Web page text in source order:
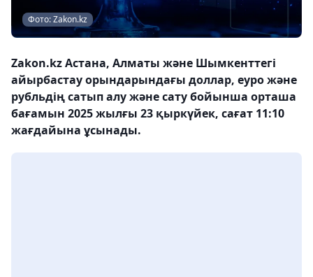
Фото: Zakon.kz
Zakon.kz Астана, Алматы және Шымкенттегі
айырбастау орындарындағы доллар, еуро және
рубльдің сатып алу және сату бойынша орташа
бағамын 2025 жылғы 23 қыркүйек, сағат 11:10
жағдайына ұсынады.